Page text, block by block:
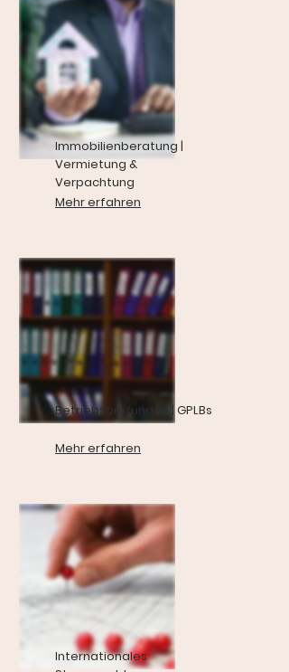
Immobilienberatung |
Vermietung &
Verpachtung
Mehr erfahren
Betriebsprüfungen | GPLBs
Mehr erfahren
Internationales